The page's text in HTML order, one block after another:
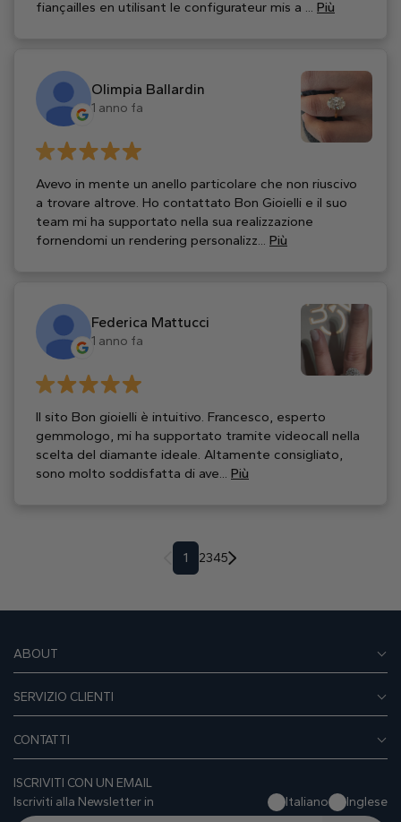
fiançailles en utilisant le configurateur mis a ... Più
Olimpia Ballardin
1 anno fa
Avevo in mente un anello particolare che non riuscivo
a trovare altrove. Ho contattato Bon Gioielli e il suo
team mi ha supportato nella sua realizzazione
fornendomi un rendering personalizz... Più
Federica Mattucci
1 anno fa
Il sito Bon gioielli è intuitivo. Francesco, esperto
gemmologo, mi ha supportato tramite videocall nella
scelta del diamante ideale. Altamente consigliato,
sono molto soddisfatta di ave... Più
1 2345
ABOUT
SERVIZIO CLIENTI
CONTATTI
ISCRIVITI CON UN EMAIL
Iscriviti alla Newsletter in
Italiano Inglese